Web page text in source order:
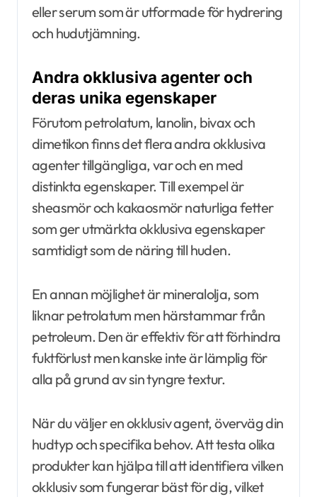
eller serum som är utformade för hydrering
och hudutjämning.
Andra okklusiva agenter och
deras unika egenskaper
Förutom petrolatum, lanolin, bivax och
dimetikon finns det flera andra okklusiva
agenter tillgängliga, var och en med
distinkta egenskaper. Till exempel är
sheasmör och kakaosmör naturliga fetter
som ger utmärkta okklusiva egenskaper
samtidigt som de näring till huden.
En annan möjlighet är mineralolja, som
liknar petrolatum men härstammar från
petroleum. Den är effektiv för att förhindra
fuktförlust men kanske inte är lämplig för
alla på grund av sin tyngre textur.
När du väljer en okklusiv agent, överväg din
hudtyp och specifika behov. Att testa olika
produkter kan hjälpa till att identifiera vilken
okklusiv som fungerar bäst för dig, vilket